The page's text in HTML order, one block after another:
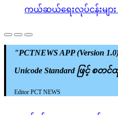
ကယ်ဆယ်ရေးလုပ်ငန်းမျ
"PCTNEWS APP (Version
Unicode Standard ဖြင့်
Editor PCT NEWS